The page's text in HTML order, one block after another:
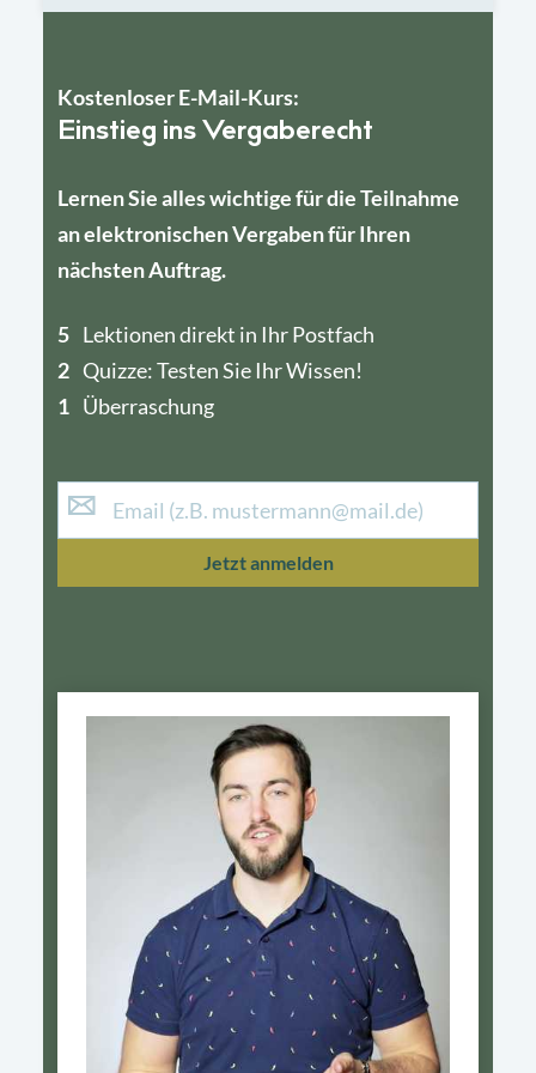
Kostenloser E-Mail-Kurs:
Einstieg ins Vergaberecht
Lernen Sie alles wichtige für die Teilnahme
an elektronischen Vergaben für Ihren
nächsten Auftrag.
5 Lektionen direkt in Ihr Postfach
2 Quizze: Testen Sie Ihr Wissen!
1 Überraschung
4
1
Jetzt anmelden